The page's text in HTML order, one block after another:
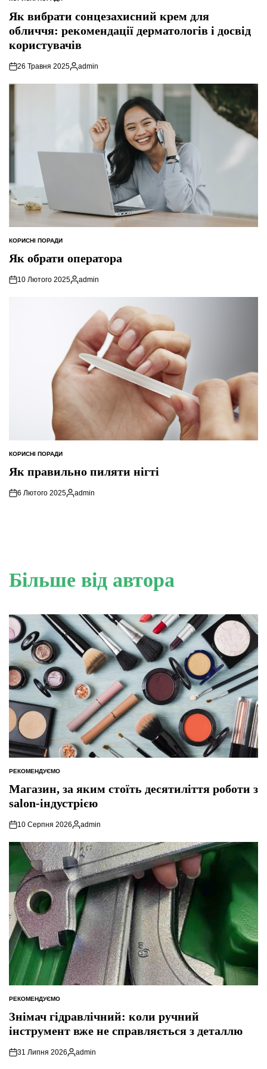
ОПУБЛІКУВАТИ
Як вибрати сонцезахисний крем для
обличчя: рекомендації дерматологів і досвід
користувачів
26 Травня 2025
Опубліковано
admin
ОПУБЛІКУВАТИ
КОРИСНІ ПОРАДИ
Як обрати оператора
10 Лютого 2025
Опубліковано
admin
ОПУБЛІКУВАТИ
КОРИСНІ ПОРАДИ
Як правильно пиляти нігті
6 Лютого 2025
Опубліковано
admin
Більше від автора
ОПУБЛІКУВАТИ
РЕКОМЕНДУЄМО
Магазин, за яким стоїть десятиліття роботи з
salon-індустрією
10 Серпня 2026
Опубліковано
admin
ОПУБЛІКУВАТИ
РЕКОМЕНДУЄМО
Знімач гідравлічний: коли ручний
інструмент вже не справляється з деталлю
31 Липня 2026
Опубліковано
admin